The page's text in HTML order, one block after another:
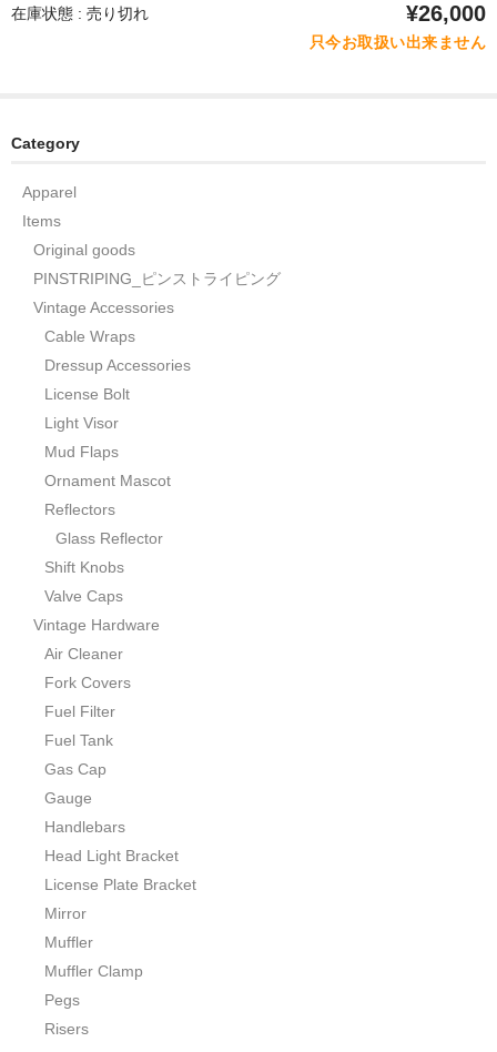
在庫状態 : 売り切れ ¥26,000
只今お取扱い出来ません
Category
Apparel
Items
Original goods
PINSTRIPING_ピンストライピング
Vintage Accessories
Cable Wraps
Dressup Accessories
License Bolt
Light Visor
Mud Flaps
Ornament Mascot
Reflectors
Glass Reflector
Shift Knobs
Valve Caps
Vintage Hardware
Air Cleaner
Fork Covers
Fuel Filter
Fuel Tank
Gas Cap
Gauge
Handlebars
Head Light Bracket
License Plate Bracket
Mirror
Muffler
Muffler Clamp
Pegs
Risers